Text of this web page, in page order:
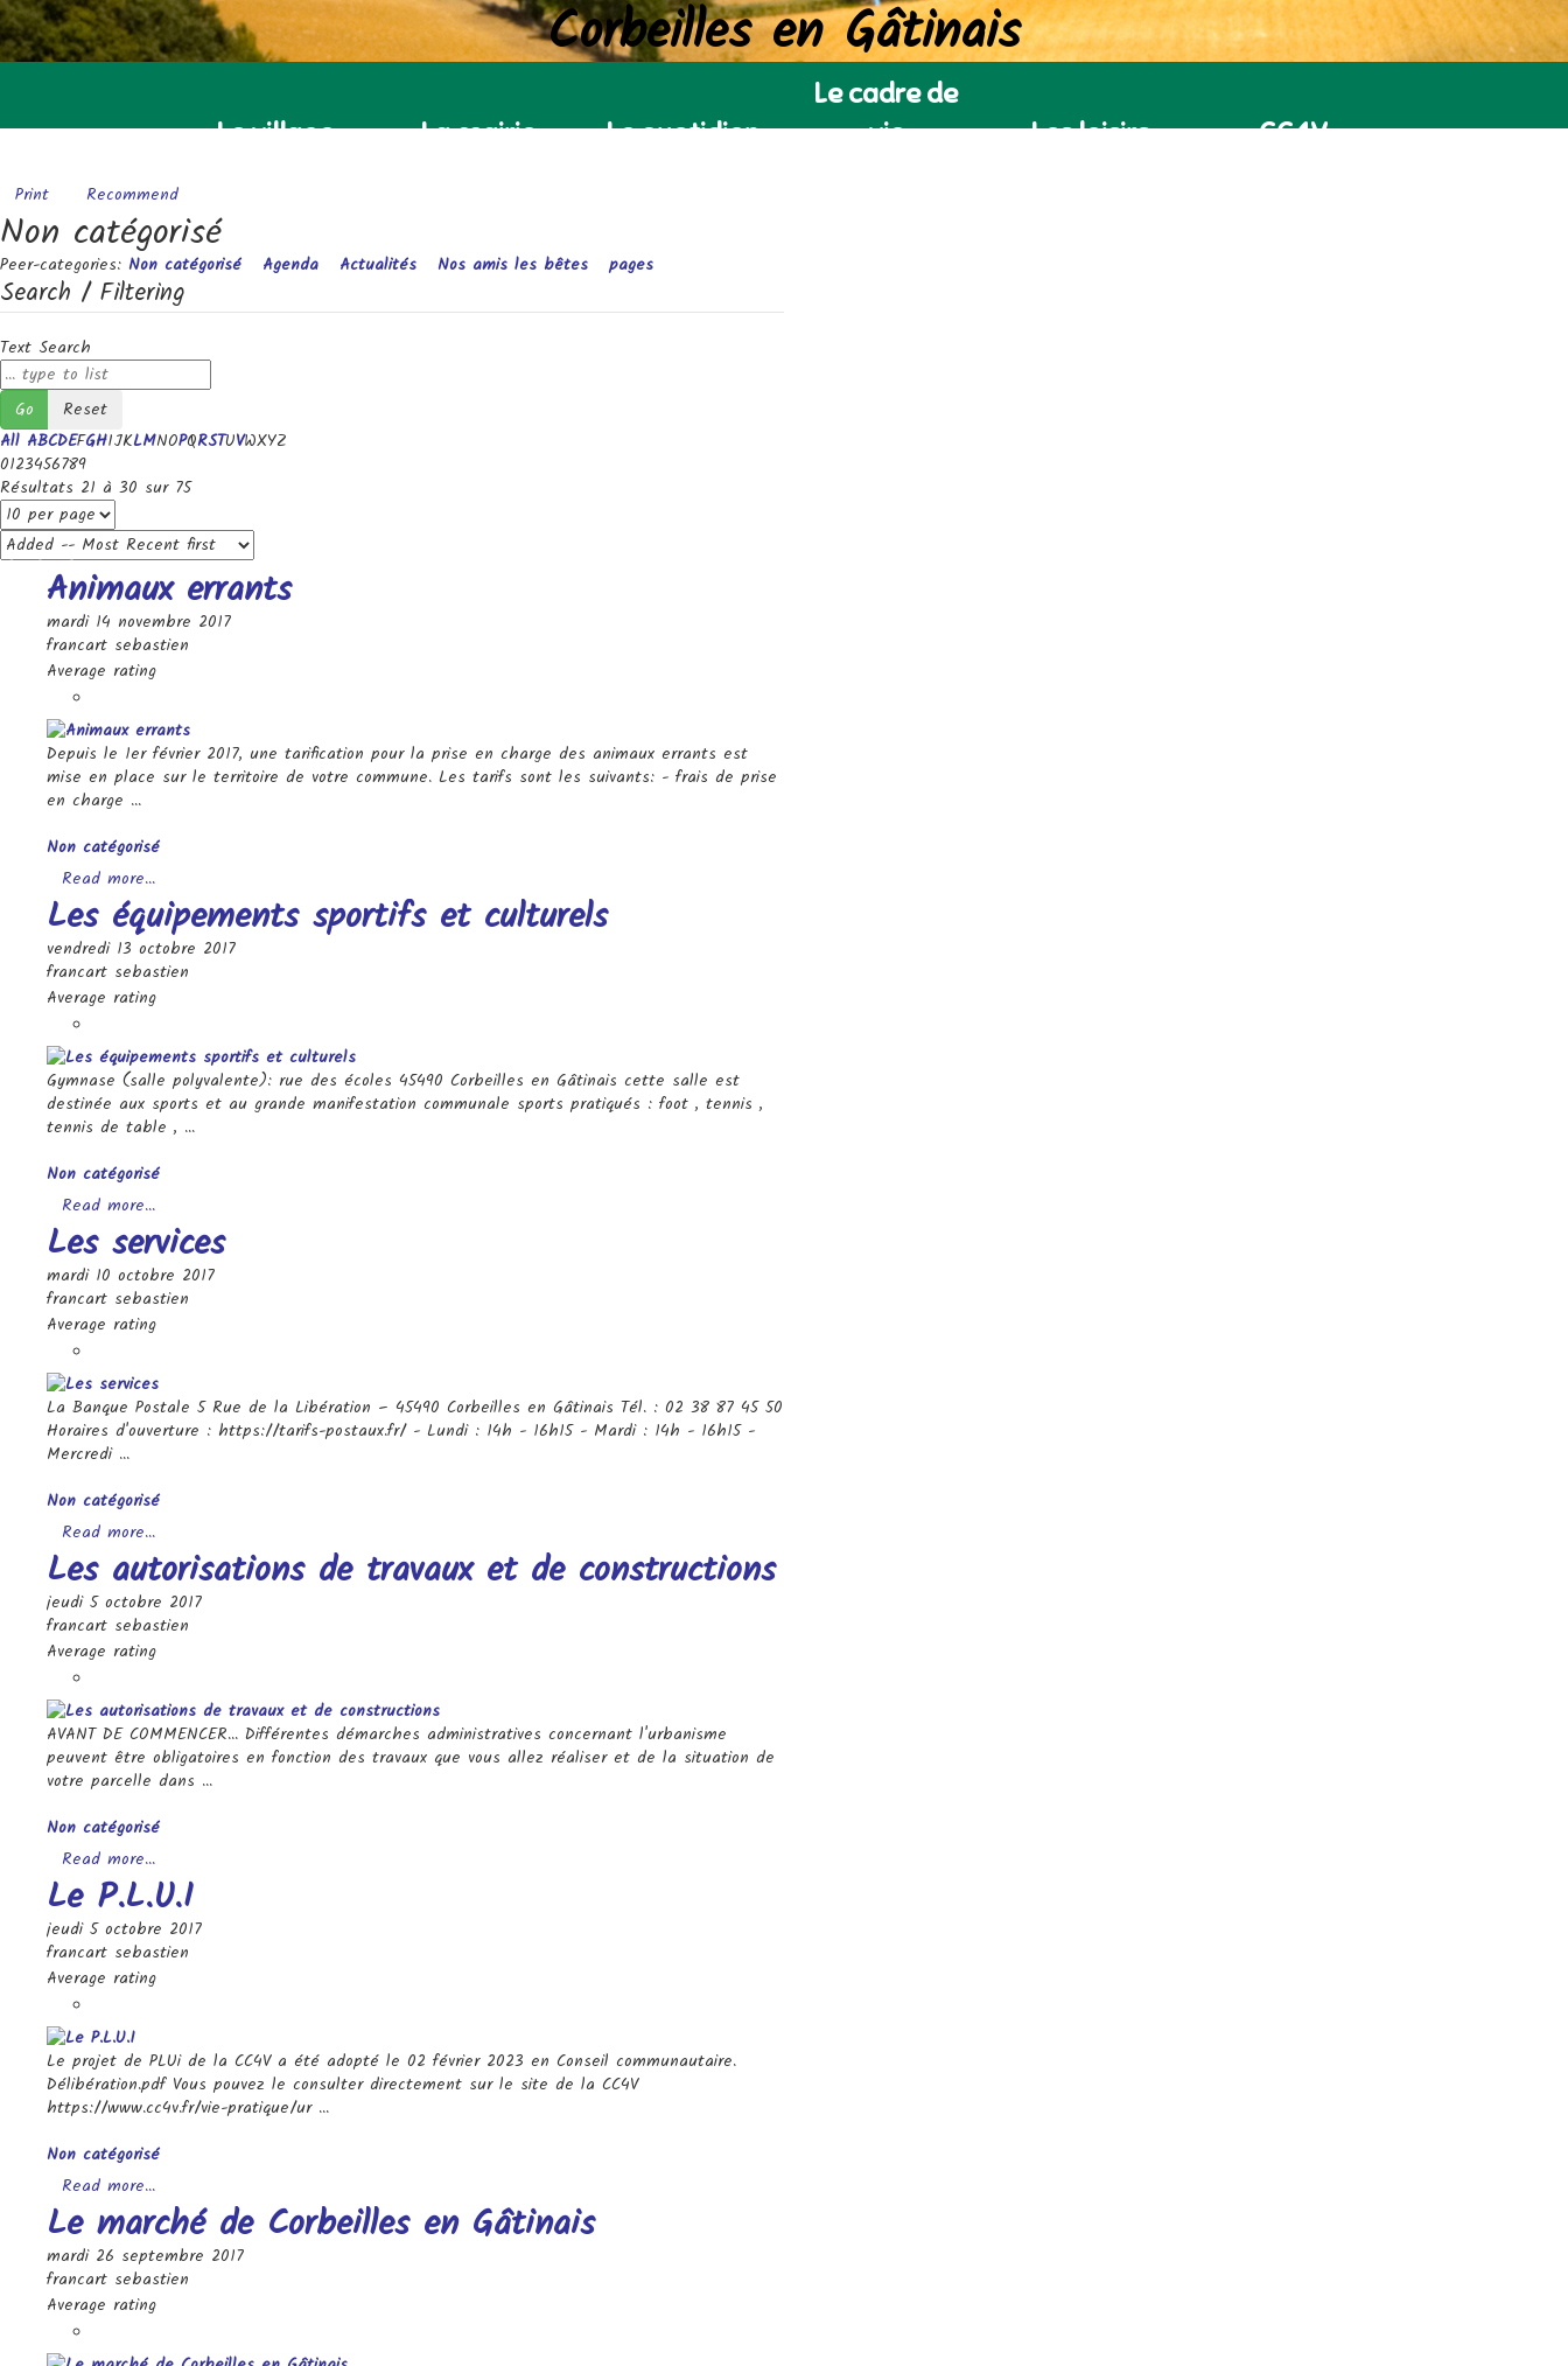
Corbeilles en Gâtinais
Le village La mairie Le quotidien
Le cadre de
vie
Les loisirs CC4V
Print Recommend
Non catégorisé
Peer-categories: Non catégorisé Agenda Actualités Nos amis les bêtes pages
Search / Filtering
Text Search
Go
Reset
All ABCDEFGHIJKLMNOPQRSTUVWXYZ
0123456789
Résultats 21 à 30 sur 75
Page 3 sur 8Animaux errants
mardi 14 novembre 2017
francart sebastien
Average rating
Depuis le 1er février 2017, une tarification pour la prise en charge des animaux errants est
mise en place sur le territoire de votre commune. Les tarifs sont les suivants: - frais de prise
en charge ...
Non catégorisé
Read more...
Les équipements sportifs et culturels
vendredi 13 octobre 2017
francart sebastien
Average rating
Gymnase (salle polyvalente): rue des écoles 45490 Corbeilles en Gâtinais cette salle est
destinée aux sports et au grande manifestation communale sports pratiqués : foot , tennis ,
tennis de table , ...
Non catégorisé
Read more...
Les services
mardi 10 octobre 2017
francart sebastien
Average rating
La Banque Postale 5 Rue de la Libération – 45490 Corbeilles en Gâtinais Tél. : 02 38 87 45 50
Horaires d'ouverture : https://tarifs-postaux.fr/ - Lundi : 14h - 16h15 - Mardi : 14h - 16h15 -
Mercredi ...
Non catégorisé
Read more...
Les autorisations de travaux et de constructions
jeudi 5 octobre 2017
francart sebastien
Average rating
AVANT DE COMMENCER... Différentes démarches administratives concernant l'urbanisme
peuvent être obligatoires en fonction des travaux que vous allez réaliser et de la situation de
votre parcelle dans ...
Non catégorisé
Read more...
Le P.L.U.I
jeudi 5 octobre 2017
francart sebastien
Average rating
Le projet de PLUi de la CC4V a été adopté le 02 février 2023 en Conseil communautaire.
Délibération.pdf Vous pouvez le consulter directement sur le site de la CC4V
https://www.cc4v.fr/vie-pratique/ur ...
Non catégorisé
Read more...
Le marché de Corbeilles en Gâtinais
mardi 26 septembre 2017
francart sebastien
Average rating